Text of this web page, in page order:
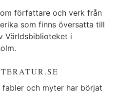
författare och verk från
som finns översatta till
Världsbiblioteket i
och myter har börjat